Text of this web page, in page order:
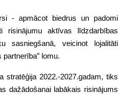
- apmācot biedrus un padomi
risinājumu aktīvas līdzdarbības
sasniegšanā, veicinot lojalitāti
partnerība” lomu.
stratēģija 2022.-2027.gadam, tiks
dažādošanai labākais risinājums